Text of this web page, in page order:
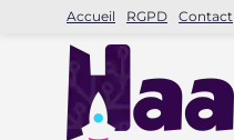
Accueil RGPD Contact